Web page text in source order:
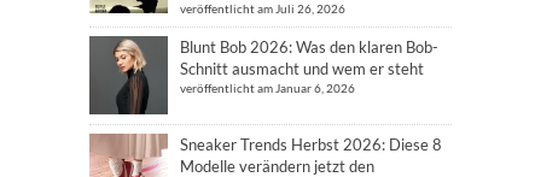
veröffentlicht am Juli 26, 2026
Blunt Bob 2026: Was den klaren Bob-
Schnitt ausmacht und wem er steht
veröffentlicht am Januar 6, 2026
Sneaker Trends Herbst 2026: Diese 8
Modelle verändern jetzt den